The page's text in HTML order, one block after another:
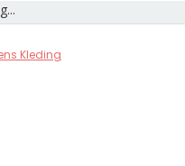
Kleding